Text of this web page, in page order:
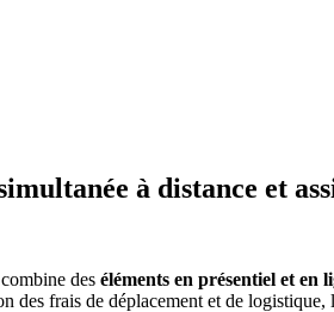
à distance et
combine des éléments en présentiel et en
des frais de déplacement et de